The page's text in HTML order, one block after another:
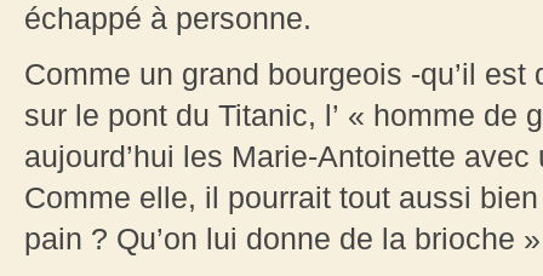
échappé à personne.
Comme un grand bourgeois -qu’il
sur le pont du Titanic, l’ « homme de
aujourd’hui les Marie-Antoinette
Comme elle, il pourrait tout aussi
pain ? Qu’on lui donne de la brioche